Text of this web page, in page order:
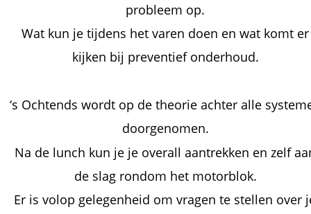
probleem op.
Wat kun je tijdens het varen doen en wat komt
kijken bij preventief onderhoud.
‘s Ochtends wordt op de theorie achter alle
doorgenomen.
Na de lunch kun je je overall aantrekken en zelf
de slag rondom het motorblok.
Er is volop gelegenheid om vragen te stellen over